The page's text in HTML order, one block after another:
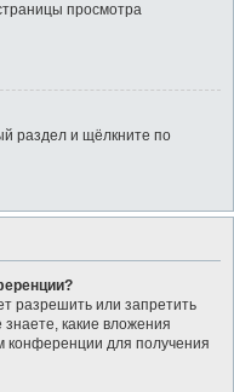
просмотра
раздел и щёлкните по
разрешить или запретить
какие вложения
конференции для получения